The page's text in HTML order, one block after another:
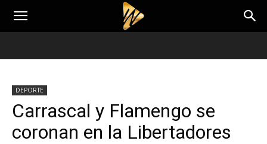
DEPORTE
Carrascal y Flamengo se
coronan en la Libertadores